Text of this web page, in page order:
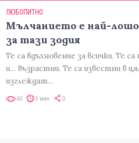
ЛЮБОПИТНО
Мълчанието е най-
за тази зодия
Те са вдъхновение за всички. Те
и... възрастни. Те са известни в
изглеждат…
60 3 мин 0